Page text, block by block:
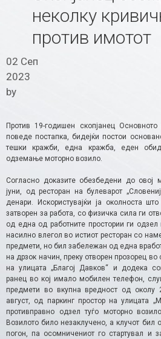
неколку
против имотот
02 Сеп
2023
by
Против 19-годишен скопјанец Основното
поведе постапка, бидејќи постои
тешки кражби, една кражба, еден
одземање моторно возило.
Согласно доказите обезбедени до овој
јуни, од ресторан на булеварот
денари. Искористувајќи ја околноста
затворен за работа, со физичка сила ги
од една од работните простории ги одзел
насилно влегол во истиот ресторан со
предмети, но бил забележан од една
на дрзок начин, преку отворен прозорец
на улицата „Благој Давков“ и додека
ранец во кој имало мобилен телефон,
предмети во вкупна вредност од околу
август, од паркинг простор на улицата
противправно одзел туѓо моторно
Возилото било незаклучено, а клучот бил
погон, па осомничениот го стартувал и